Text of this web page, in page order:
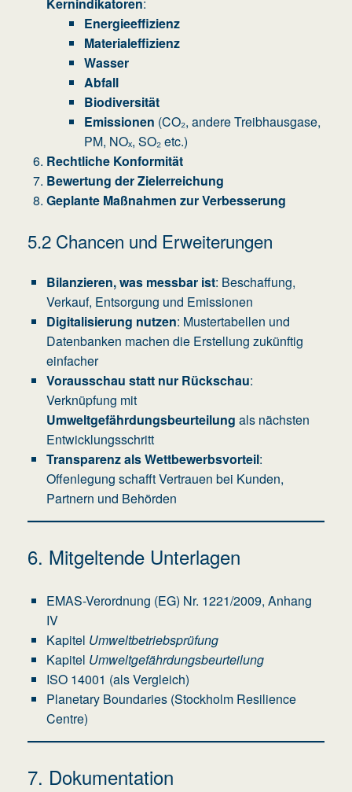
Energieeffizienz
Materialeffizienz
Wasser
Abfall
Biodiversität
Emissionen (CO₂, andere Treibhausgase,
PM, NOₓ, SO₂ etc.)
Rechtliche Konformität
Bewertung der Zielerreichung
Geplante Maßnahmen zur Verbesserung
5.2 Chancen und Erweiterungen
Bilanzieren, was messbar ist: Beschaffung,
Verkauf, Entsorgung und Emissionen
Digitalisierung nutzen: Mustertabellen und
Datenbanken machen die Erstellung zukünftig
einfacher
Vorausschau statt nur Rückschau:
Verknüpfung mit
Umweltgefährdungsbeurteilung als nächsten
Entwicklungsschritt
Transparenz als Wettbewerbsvorteil:
Offenlegung schafft Vertrauen bei Kunden,
Partnern und Behörden
6. Mitgeltende Unterlagen
EMAS-Verordnung (EG) Nr. 1221/2009, Anhang
IV
Kapitel Umweltbetriebsprüfung
Kapitel Umweltgefährdungsbeurteilung
ISO 14001 (als Vergleich)
Planetary Boundaries (Stockholm Resilience
Centre)
7. Dokumentation